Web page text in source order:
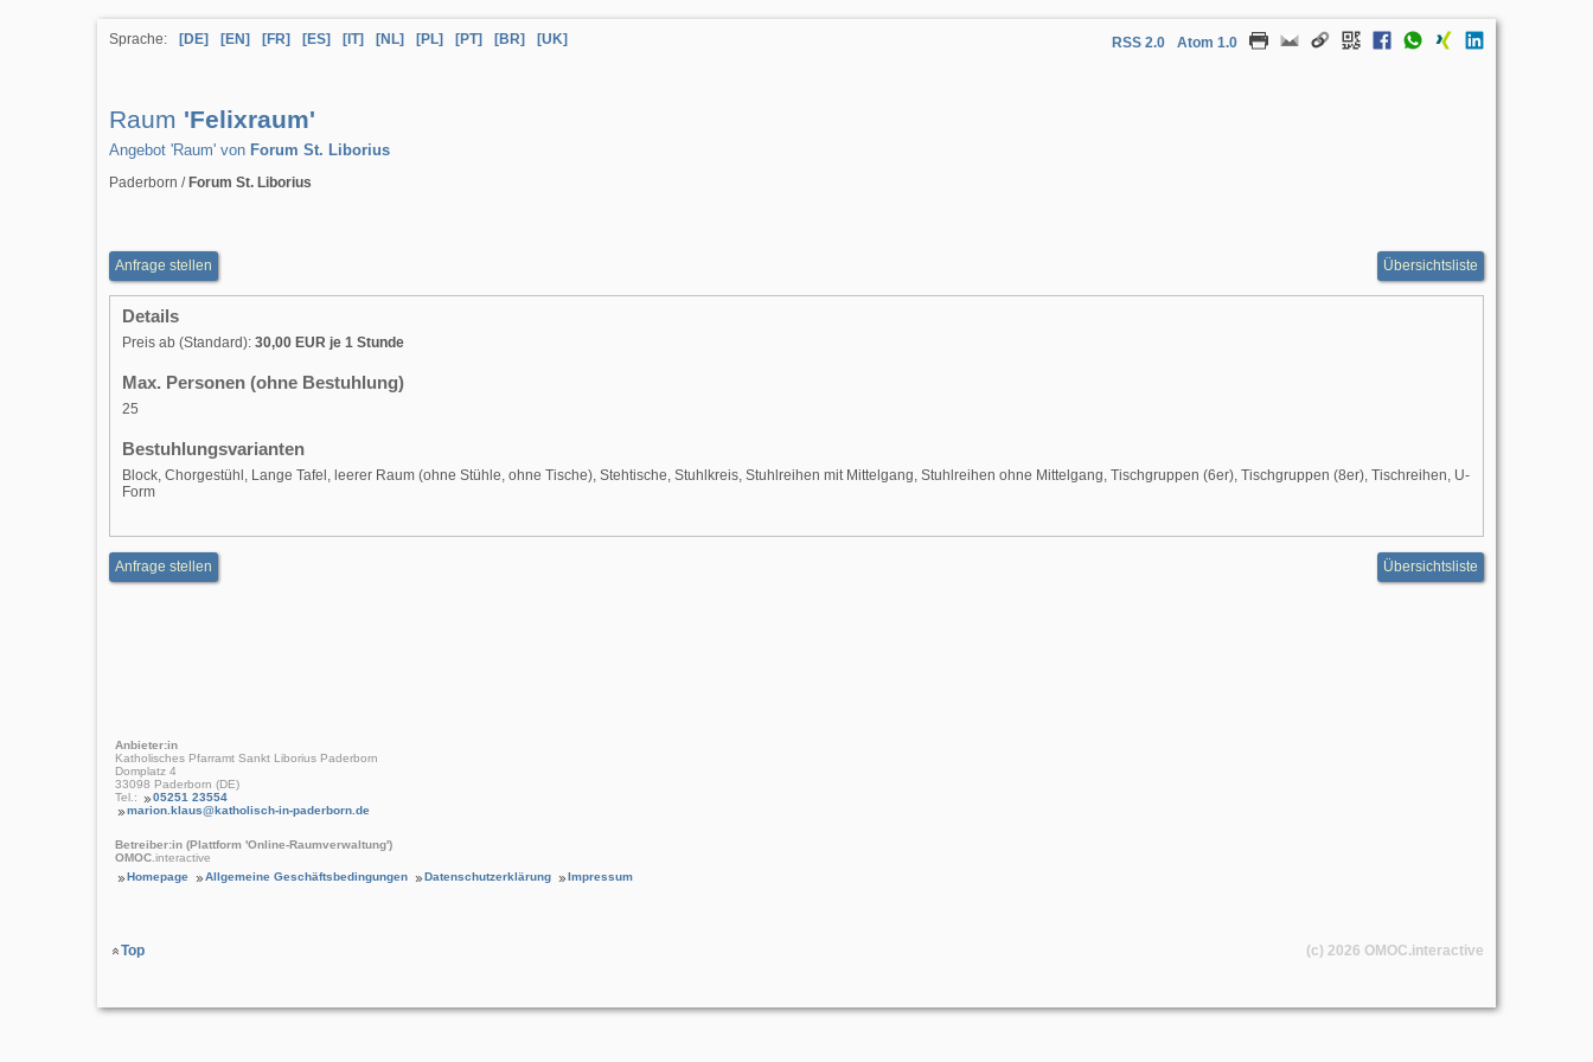
Sprache: [DE] [EN] [FR] [ES] [IT] [NL] [PL] [PT] [BR] [UK] RSS 2.0 Atom 1.0
Raum 'Felixraum'
Angebot 'Raum' von Forum St. Liborius
Paderborn / Forum St. Liborius
Anfrage stellen Übersichtsliste
Details
Preis ab (Standard): 30,00 EUR je 1 Stunde
Max. Personen (ohne Bestuhlung)
25
Bestuhlungsvarianten
Block, Chorgestühl, Lange Tafel, leerer Raum (ohne Stühle, ohne Tische), Stehtische, Stuhlkreis, Stuhlreihen mit Mittelgang, Stuhlreihen ohne Mittelgang, Tischgruppen (6er), Tischgruppen (8er), Tischreihen, U-
Form
Anfrage stellen Übersichtsliste
Anbieter:in
Katholisches Pfarramt Sankt Liborius Paderborn
Domplatz 4
33098 Paderborn (DE)
Tel.:
05251 23554
marion.klaus@katholisch-in-paderborn.de
Betreiber:in (Plattform 'Online-Raumverwaltung')
OMOC .interactive
Homepage
Allgemeine Geschäftsbedingungen Datenschutzerklärung Impressum
Top (c) 2026 OMOC.interactive